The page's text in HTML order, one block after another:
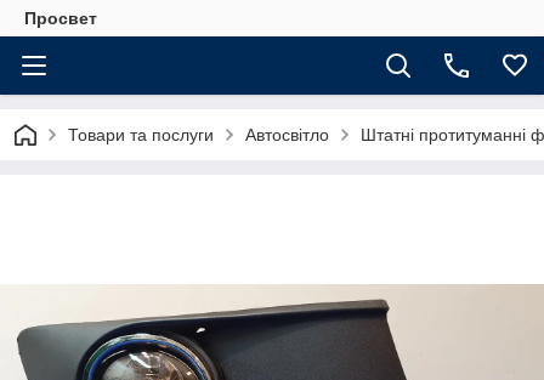
Просвет
Товари та послуги Автосвітло Штатні протитуманні